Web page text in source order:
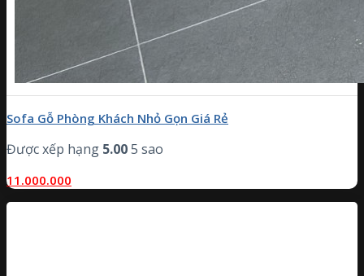
Sofa Gỗ Phòng Khách Nhỏ Gọn Giá Rẻ
Được xếp hạng 5.005 sao
11.000.000